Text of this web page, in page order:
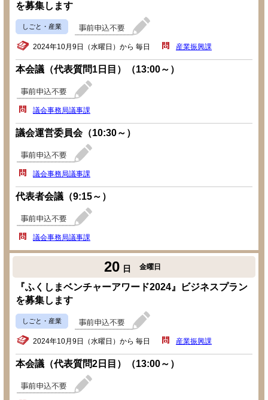
を募集します
しごと・産業
2024年10月9日（水曜日）から 毎日 産業振興課
本会議（代表質問1日目）（13:00～）
議会事務局議事課
議会運営委員会（10:30～）
議会事務局議事課
代表者会議（9:15～）
議会事務局議事課
20 日 金曜日
『ふくしまベンチャーアワード2024』ビジネスプラン
を募集します
しごと・産業
2024年10月9日（水曜日）から 毎日 産業振興課
本会議（代表質問2日目）（13:00～）